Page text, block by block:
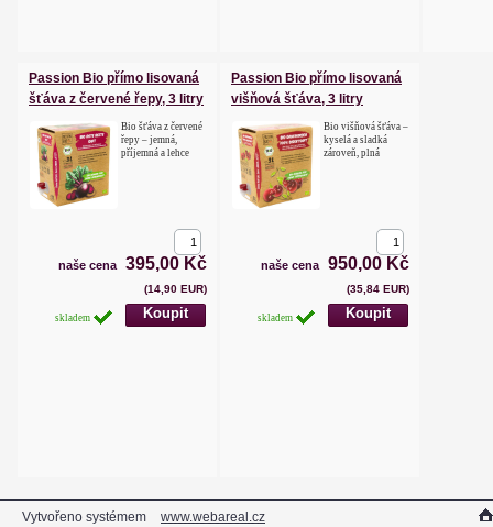
Passion Bio přímo lisovaná
šťáva z červené řepy, 3 litry
Bio šťáva z červené
řepy – jemná,
příjemná a lehce
naše cena 395,00 Kč
(14,90 EUR)
skladem
Passion Bio přímo lisovaná
višňová šťáva, 3 litry
Bio višňová šťáva –
kyselá a sladká
zároveň, plná
naše cena 950,00 Kč
(35,84 EUR)
skladem
Vytvořeno systémem www.webareal.cz